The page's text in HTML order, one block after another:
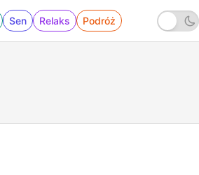
Sen Relaks Podróż